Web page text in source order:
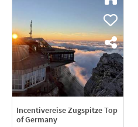
Incentivereise Zugspitze Top
of Germany